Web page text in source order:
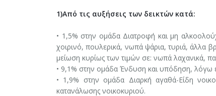
1)Από τις αυξήσεις των δεικτών κατά:
• 1,5% στην ομάδα Διατροφή και μη
χοιρινό, πουλερικά, νωπά ψάρια, τυριά, άλλα
μείωση κυρίως των τιμών σε: νωπά λαχανικά,
• 9,1% στην ομάδα Ένδυση και υπόδηση, λόγω
• 1,9% στην ομάδα Διαρκή αγαθά-Είδη
κατανάλωσης νοικοκυριού.